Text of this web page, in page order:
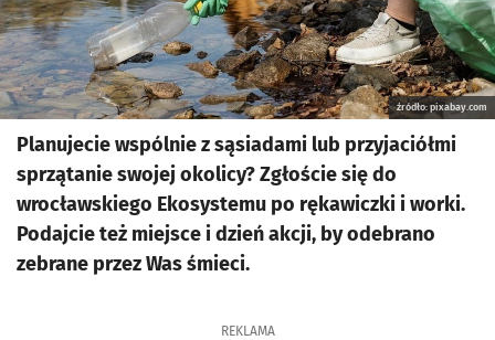
źródło: pixabay.com
Planujecie wspólnie z sąsiadami lub przyjaciółmi
sprzątanie swojej okolicy? Zgłoście się do
wrocławskiego Ekosystemu po rękawiczki i worki.
Podajcie też miejsce i dzień akcji, by odebrano
zebrane przez Was śmieci.
REKLAMA